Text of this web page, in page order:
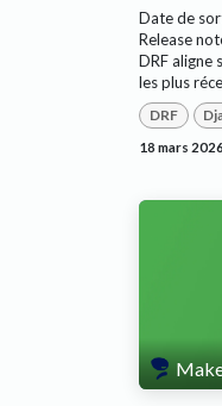
Date de
Release
DRF aligne
les plus
DRF
18 mars 2026